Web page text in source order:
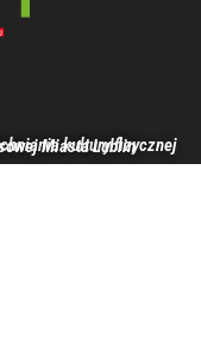
przy pomocy finansowej Miasta Lublin